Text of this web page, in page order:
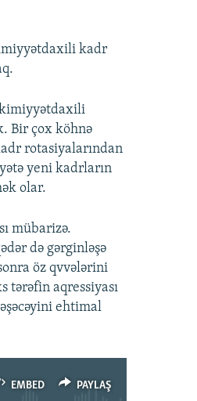
kadr
Bir çox köhnə
rotasiyalarından
yeni kadrların
olar.
mübarizə.
də gərginləşə
öz qvvələrini
tərəfin aqressiyası
ehtimal
EMBED PAYLAŞ